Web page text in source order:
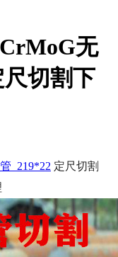
无
尺切割下
219*22 定尺切割